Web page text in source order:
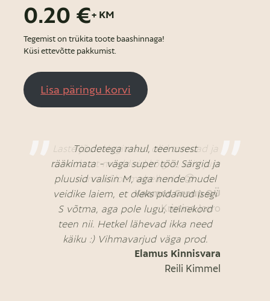
0.20 €+ KM
Tegemist on trükita toote baashinnaga!
Küsi ettevõtte pakkumist.
Lisa päringu korvi
Toodetega rahul, teenusest
rääkimata - väga super töö! Särgid ja
pluusid valisin M, aga nende mudel
veidike laiem, et oleks pidanud isegi
S võtma, aga pole lugu, teinekord
teen nii. Hetkel lähevad ikka need
käiku :) Vihmavarjud väga prod.
Elamus Kinnisvara
Reili Kimmel
Laste jõulukingitused olid toredad ja
tundub, et meeldisid kõigile, eriti just
nunnud loomahelkurid 😊.
Kaamos Group OÜ
Kristina Jorro